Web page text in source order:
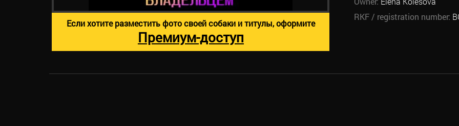
RKF / registration number:
Если хотите разместить фото своей собаки и титулы, оформите
Премиум-доступ